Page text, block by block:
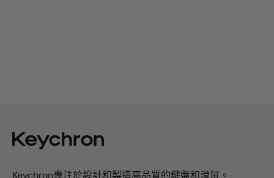
Keychron專注於設計和製造高品質的鍵盤和滑鼠。